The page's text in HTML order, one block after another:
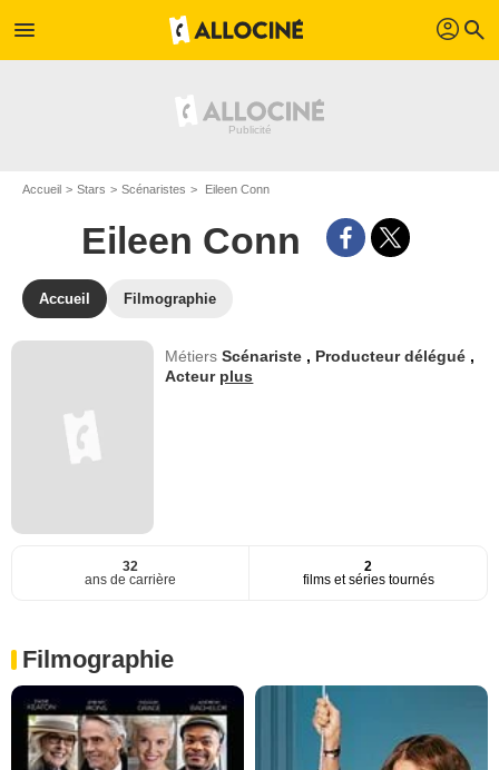
menu profil search
Accueil Stars Scénaristes Eileen Conn
Eileen Conn
Accueil Filmographie
MétiersScénariste , Producteur délégué ,
Acteur plus
32
ans de carrière
2
films et séries tournés
Filmographie